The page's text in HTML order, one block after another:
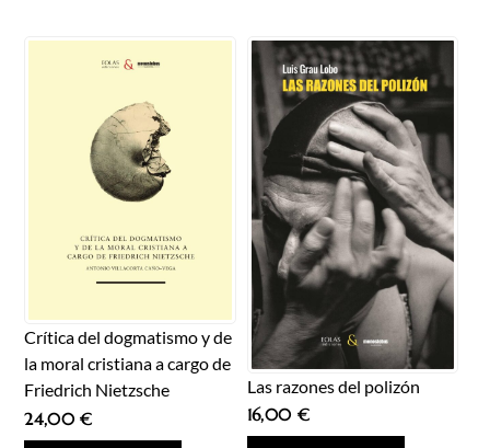
Crítica del dogmatismo y de
la moral cristiana a cargo de
Friedrich Nietzsche
24,00€
Las razones del polizón
16,00 €